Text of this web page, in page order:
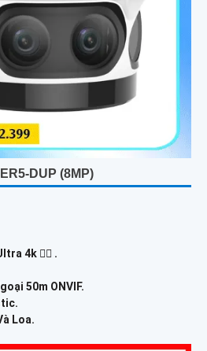
DUP (8MP)
4k 👍🏾 .
50m ONVIF.
Loa.